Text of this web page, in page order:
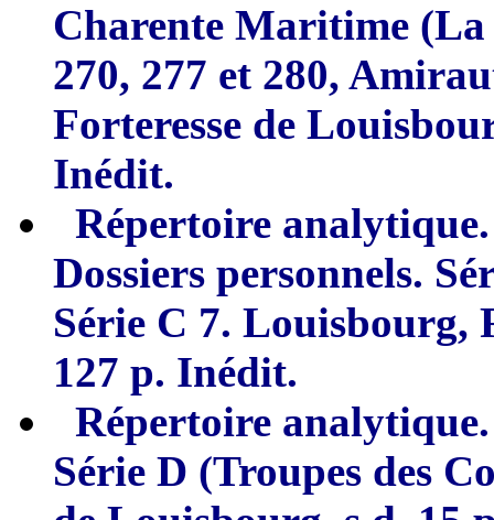
Charente Maritime (La
270, 277 et 280,
Forteresse de Lou
Inédit.
Répertoire
Dossiers personnels.
Série C 7. Louisbourg,
127 p. Inédit.
Répertoire
Série D (Troupes des